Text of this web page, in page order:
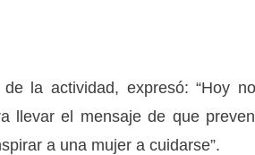
la actividad, expresó: “Hoy
llevar el mensaje de que
a una mujer a cuidarse”.